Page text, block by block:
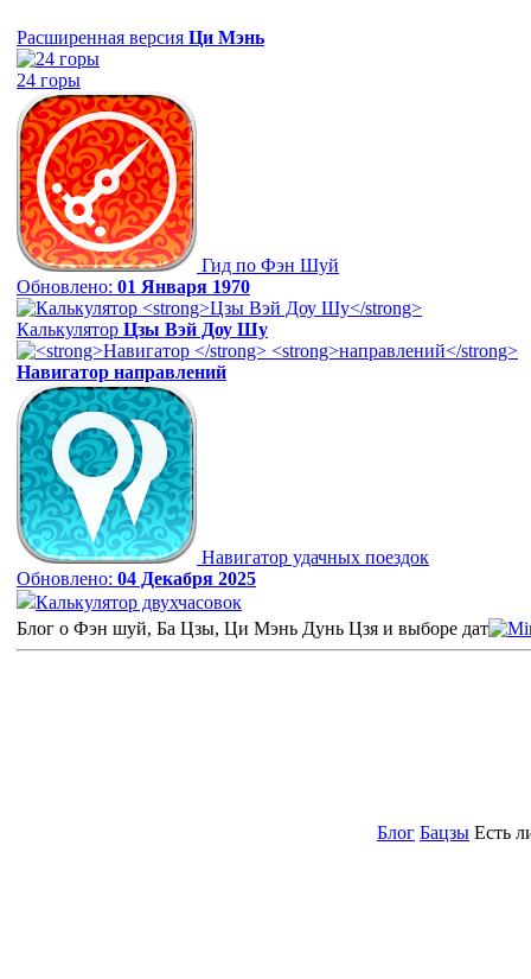
Расширенная версия Ци Мэнь
24 горы
Гид по Фэн Шуй
Обновлено: 01 Января 1970
Калькулятор Цзы Вэй Доу Шу
Навигатор направлений
Навигатор удачных поездок
Обновлено: 04 Декабря 2025
Калькулятор двухчасовок
Блог о Фэн шуй, Ба Цзы, Ци Мэнь Дунь Цзя и выборе дат
Блог Бацзы Есть